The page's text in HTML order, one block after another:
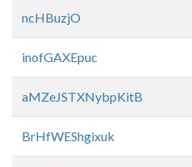
ncHBuzjO
inofGAXEpuc
aMZeJSTXNybpKitB
BrHfWEShgixuk